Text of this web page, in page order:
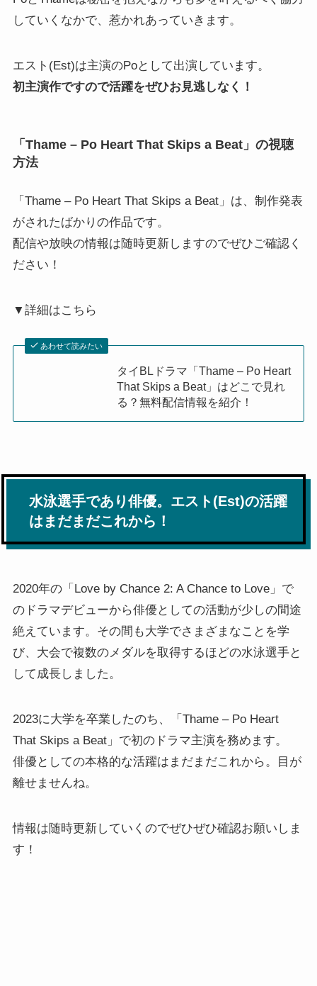
していくなかで、惹かれあっていきます。
エスト(Est)は主演のPoとして出演しています。
初主演作ですので活躍をぜひお見逃しなく！
「Thame – Po Heart That Skips a Beat」の視聴
方法
「Thame – Po Heart That Skips a Beat」は、制作発表
がされたばかりの作品です。
配信や放映の情報は随時更新しますのでぜひご確認く
ださい！
▼詳細はこちら
あわせて読みたい
タイBLドラマ「Thame – Po Heart
That Skips a Beat」はどこで見れ
る？無料配信情報を紹介！
水泳選手であり俳優。エスト(Est)の活躍
はまだまだこれから！
2020年の「Love by Chance 2: A Chance to Love」で
のドラマデビューから俳優としての活動が少しの間途
絶えています。その間も大学でさまざまなことを学
び、大会で複数のメダルを取得するほどの水泳選手と
して成長しました。
2023に大学を卒業したのち、「Thame – Po Heart
That Skips a Beat」で初のドラマ主演を務めます。
俳優としての本格的な活躍はまだまだこれから。目が
離せませんね。
情報は随時更新していくのでぜひぜひ確認お願いしま
す！